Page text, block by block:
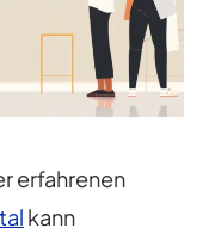
erfahrenen
kann